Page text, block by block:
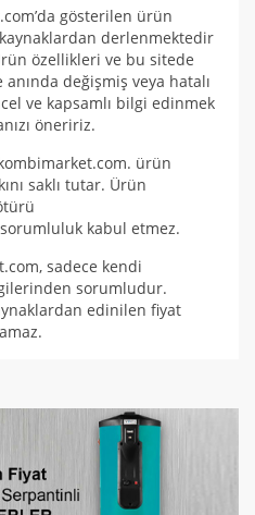
gösterilen ürün
derlenmektedir
özellikleri ve bu sitede
değişmiş veya hatalı
ve kapsamlı bilgi edinmek
öneririz.
ürün
saklı tutar. Ürün
kabul etmez.
sadece kendi
sorumludur.
edinilen fiyat